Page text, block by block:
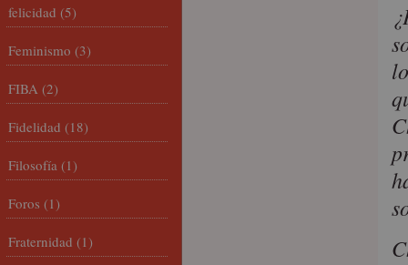
felicidad (5)
Feminismo (3)
FIBA (2)
Fidelidad (18)
Filosofía (1)
Foros (1)
Fraternidad (1)